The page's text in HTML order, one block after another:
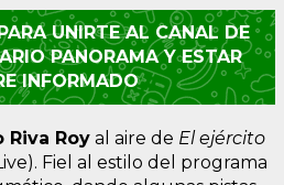
UNIRTE AL CANAL DE
PANORAMA Y ESTAR
INFORMADO
Riva Roy al aire de El ejército
Fiel al estilo del programa